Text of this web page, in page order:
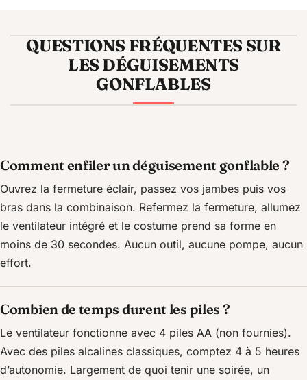
QUESTIONS FRÉQUENTES SUR
LES DÉGUISEMENTS
GONFLABLES
Comment enfiler un déguisement gonflable ?
Ouvrez la fermeture éclair, passez vos jambes puis vos
bras dans la combinaison. Refermez la fermeture, allumez
le ventilateur intégré et le costume prend sa forme en
moins de 30 secondes. Aucun outil, aucune pompe, aucun
effort.
Combien de temps durent les piles ?
Le ventilateur fonctionne avec 4 piles AA (non fournies).
Avec des piles alcalines classiques, comptez 4 à 5 heures
d’autonomie. Largement de quoi tenir une soirée, un